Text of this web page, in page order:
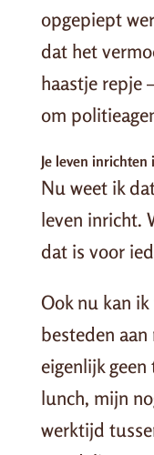
opgepiept
dat het
haastje repje
om
Je leven inrichten
Nu weet ik
leven inricht.
dat is voor
Ook nu kan
besteden
eigenlijk
lunch, mijn
werktijd